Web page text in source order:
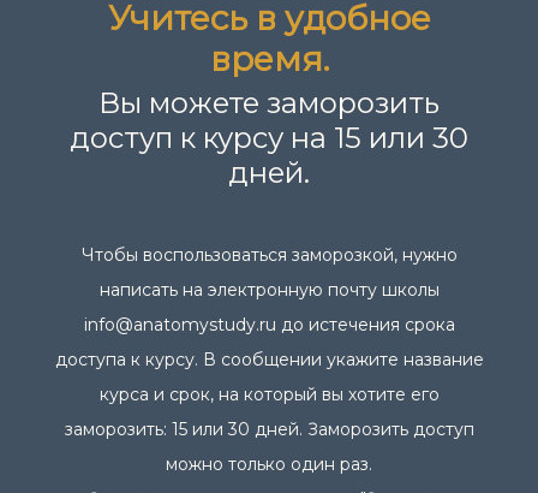
Учитесь в удобное
время.
Вы можете заморозить
доступ к курсу на 15 или 30
дней.
Чтобы воспользоваться заморозкой, нужно
написать на электронную почту школы
info@anatomystudy.ru до истечения срока
доступа к курсу. В сообщении укажите название
курса и срок, на который вы хотите его
заморозить: 15 или 30 дней. Заморозить доступ
можно только один раз.